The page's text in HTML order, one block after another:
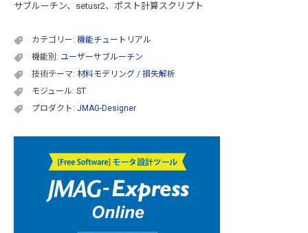
サブルーチン、setusr2、ポスト計算スクリプト
カテゴリー: 機能チュートリアル
機能別: ユーザーサブルーチン
技術テーマ: 材料モデリング / 損失解析
モジュール: ST
プロダクト: JMAG-Designer